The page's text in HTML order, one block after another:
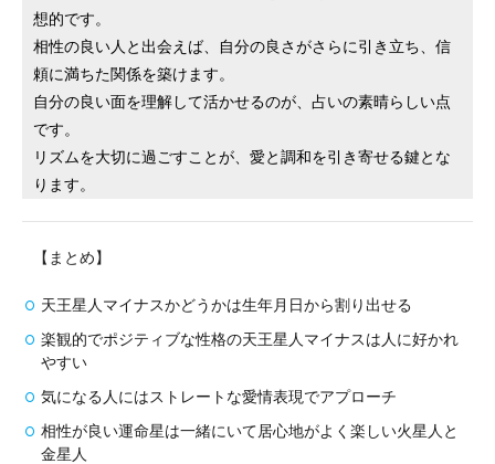
想的です。
相性の良い人と出会えば、自分の良さがさらに引き立ち、信
頼に満ちた関係を築けます。
自分の良い面を理解して活かせるのが、占いの素晴らしい点
です。
リズムを大切に過ごすことが、愛と調和を引き寄せる鍵とな
ります。
【まとめ】
天王星人マイナスかどうかは生年月日から割り出せる
楽観的でポジティブな性格の天王星人マイナスは人に好かれ
やすい
気になる人にはストレートな愛情表現でアプローチ
相性が良い運命星は一緒にいて居心地がよく楽しい火星人と
金星人